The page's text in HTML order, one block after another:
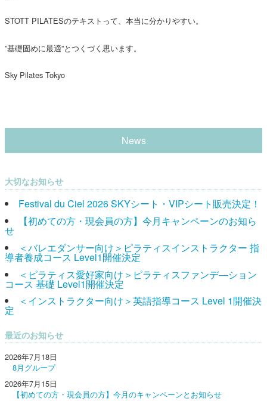
STOTT PILATESのテキストって、本当に分かりやすい。
”基礎固めに最適”とつくづく思います。
Sky Pilates Tokyo
News
大切なお知らせ
Festival du Ciel 2026 SKYシート・VIPシート販売決定！
【初めての方・現会員の方】今月キャンペーンのお知ら
せ
＜バレエダンサー向け＞ピラティスインストラクター 指
導者養成コース Level1開催決定
＜ピラティス愛好家向け＞ピラティスファンデ―ション
コース 基礎 Level1開催決定
＜インストラクター向け＞英語指導コース Level 1開催決
定
最近のお知らせ
2026年7月18日
8月グループ
2026年7月15日
【初めての方・現会員の方】今月のキャンペーンとお知らせ